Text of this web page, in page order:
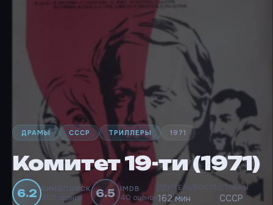
ДРАМЫ СССР ТРИЛЛЕРЫ 1971
Комитет 19-ти (1971)
6.2 КИНОПОИСК
2121 оценок 6.5 IMDB
40 оценок
ДЛИТЕЛЬНОСТЬ
162 мин
СТРАНЫ
СССР